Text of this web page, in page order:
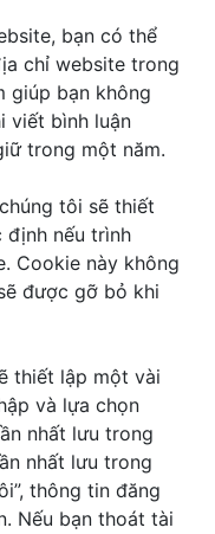
bạn có thể
chỉ website trong
giúp bạn không
viết bình luận
trong một năm.
tôi sẽ thiết
nếu trình
Cookie này không
được gỡ bỏ khi
thiết lập một vài
và lựa chọn
nhất lưu trong
nhất lưu trong
thông tin đăng
Nếu bạn thoát tài